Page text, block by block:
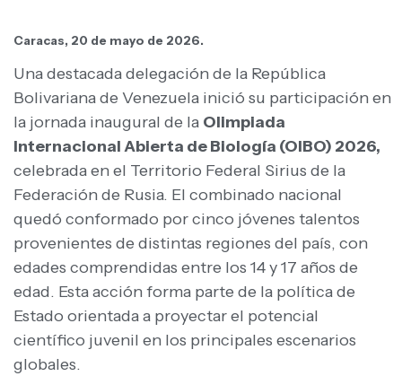
Caracas, 20 de mayo de 2026.
Una destacada delegación de la República
Bolivariana de Venezuela inició su participación en
la jornada inaugural de la Olimpiada
Internacional Abierta de Biología (OIBO) 2026,
celebrada en el Territorio Federal Sirius de la
Federación de Rusia. El combinado nacional
quedó conformado por cinco jóvenes talentos
provenientes de distintas regiones del país, con
edades comprendidas entre los 14 y 17 años de
edad. Esta acción forma parte de la política de
Estado orientada a proyectar el potencial
científico juvenil en los principales escenarios
globales.